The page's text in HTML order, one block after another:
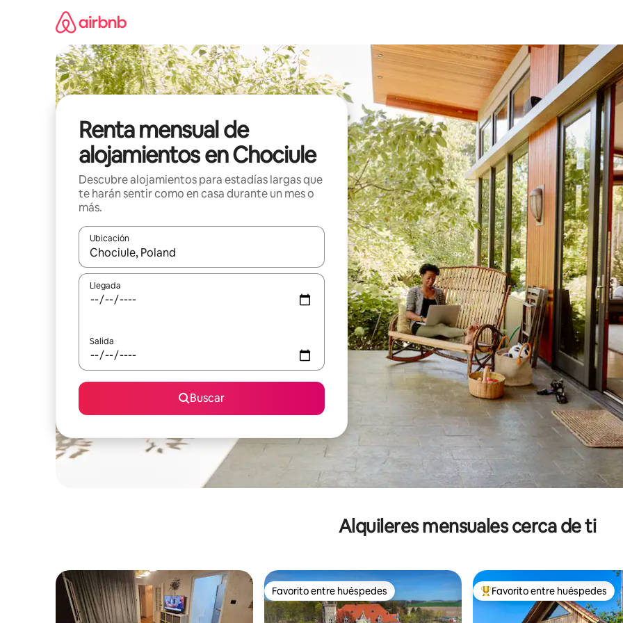
Renta mensual de
alojamientos en Chociule
Descubre alojamientos para estadías largas que
te harán sentir como en casa durante un mes o
más.
Ubicación
Cuando los resultados estén disponibles, navega con las teclas de flecha hacia arriba y hacia abajo o explora con el
Llegada
Salida
Buscar
Alquileres mensuales cerca de ti
Favorito entre huéspedes
Favorito entre huéspedes Favorito entre huéspedes
Favorito entre huéspedes